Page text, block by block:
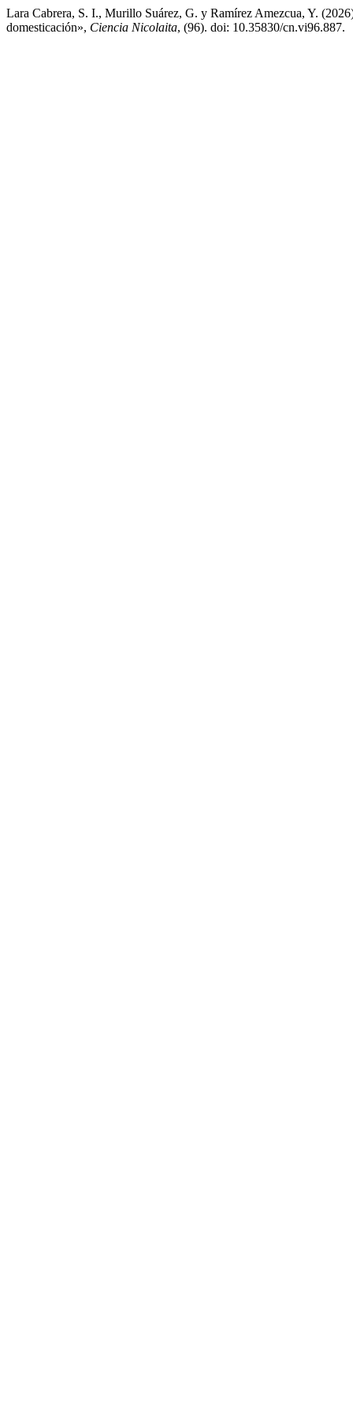
Lara Cabrera, S. I., Murillo Suárez, G. y Ramírez Amezcua, Y.
domesticación», Ciencia Nicolaita, (96). doi: 10.35830/cn.vi96.887.